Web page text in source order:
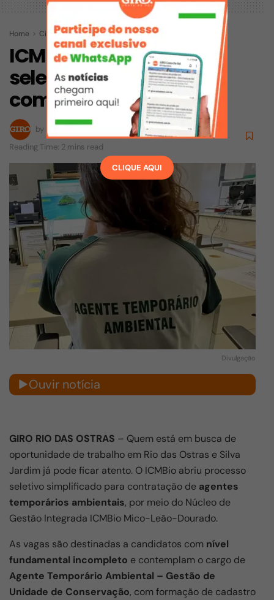
Home Cidades Rio das Ostras
ICMBio abriu processo
seletivo na região; veja
como se inscrever
by Redação
07/05/2026
Reading Time: 2 mins read
Divulgação
Ouvir notícia
GIRO RIO DAS OSTRAS – Quem está em busca de
oportunidade de trabalho em Rio das Ostras e Silva
Jardim já pode ficar atento. O ICMBio abriu processo
seletivo simplificado para contratação de agentes
temporários ambientais, por meio do Núcleo de
Gestão Integrada ICMBio Mico-Leão-Dourado.
As vagas são destinadas a candidatos com nível
fundamental incompleto e contemplam o cargo de
Agente Temporário Ambiental – Gestão de
Unidade de Conservação, com formação de cadastro
CLIQUE AQUI